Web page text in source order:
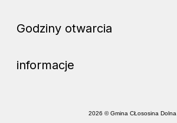
Godziny otwarcia
informacje
2026 © Gmina CŁososina Dolna